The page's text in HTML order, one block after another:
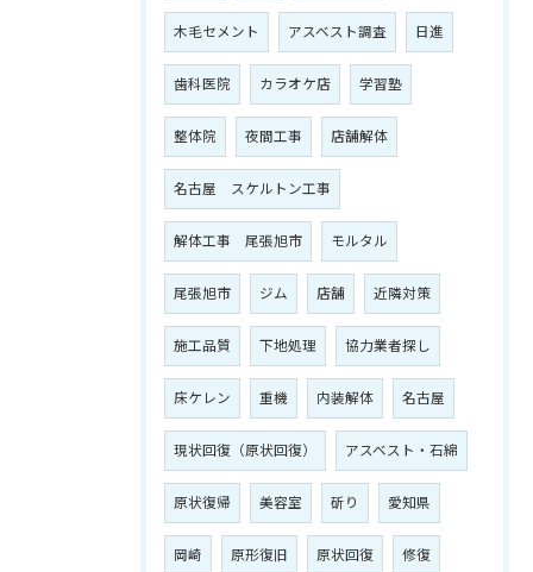
木毛セメント アスベスト調査 日進
歯科医院 カラオケ店 学習塾
整体院 夜間工事 店舗解体
名古屋 スケルトン工事
解体工事 尾張旭市 モルタル
尾張旭市 ジム 店舗 近隣対策
施工品質 下地処理 協力業者探し
床ケレン 重機 内装解体 名古屋
現状回復（原状回復） アスベスト・石綿
原状復帰 美容室 斫り 愛知県
岡崎 原形復旧 原状回復 修復